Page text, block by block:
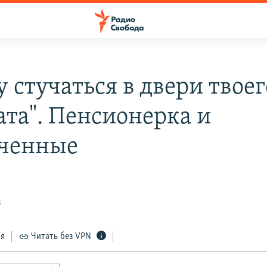
стучаться в двери
Пенсионерка и
Читать без VPN